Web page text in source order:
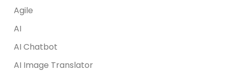
Agile
AI
AI Chatbot
AI Image Translator